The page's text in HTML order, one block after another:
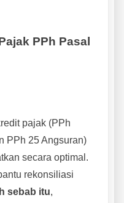
PPh Pasal
pajak (PPh
PPh 25 Angsuran)
secara optimal.
rekonsiliasi
sebab itu,